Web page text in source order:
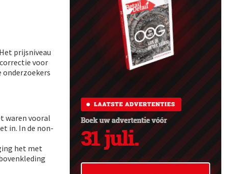
prijsniveau
voor
onderzoekers
waren vooral
in. In de non-
het met